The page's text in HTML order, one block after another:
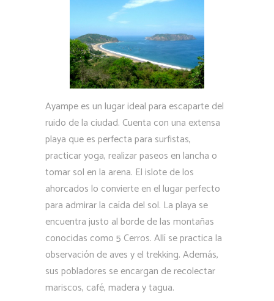
Ayampe es un lugar ideal para escaparte del
ruido de la ciudad. Cuenta con una extensa
playa que es perfecta para surfistas,
practicar yoga, realizar paseos en lancha o
tomar sol en la arena. El islote de los
ahorcados lo convierte en el lugar perfecto
para admirar la caída del sol. La playa se
encuentra justo al borde de las montañas
conocidas como 5 Cerros. Allí se practica la
observación de aves y el trekking. Además,
sus pobladores se encargan de recolectar
mariscos, café, madera y tagua.